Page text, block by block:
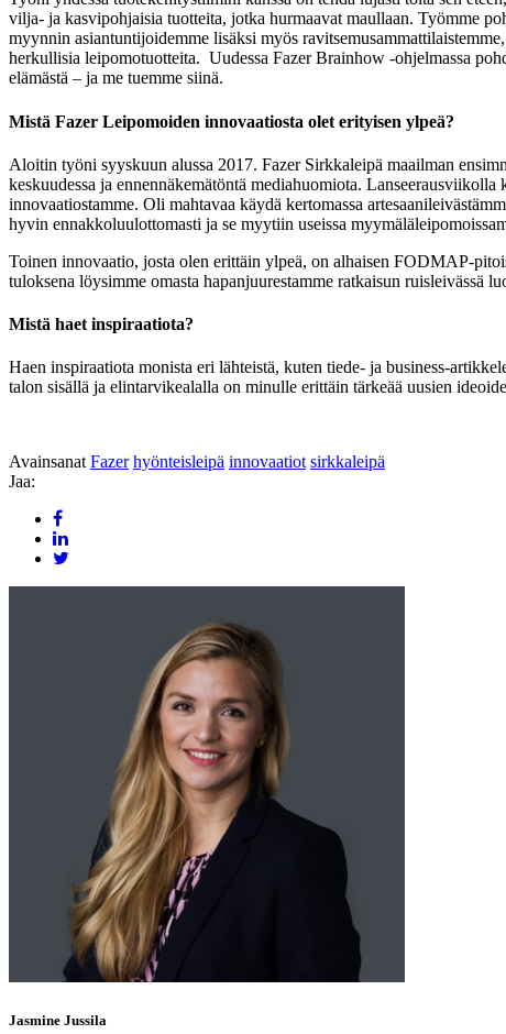
vilja- ja kasvipohjaisia tuotteita, jotka hurmaavat maullaan. Työmme
myynnin asiantuntijoidemme lisäksi myös
herkullisia leipomotuotteita. Uudessa Fazer Brainhow -ohjelmassa
elämästä – ja me tuemme siinä.
Mistä Fazer Leipomoiden innovaatiosta olet erityisen ylpeä?
Aloitin työni syyskuun alussa 2017. Fazer Sirkkaleipä maailman
keskuudessa ja ennennäkemätöntä mediahuomiota.
innovaatiostamme. Oli mahtavaa käydä kertomassa
hyvin ennakkoluulottomasti ja se myytiin useissa
Toinen innovaatio, josta olen erittäin ylpeä, on alhaisen FODMAP-
tuloksena löysimme omasta hapanjuurestamme ratkaisun ruisleivässä
Mistä haet inspiraatiota?
Haen inspiraatiota monista eri lähteistä, kuten tiede- ja business-
talon sisällä ja elintarvikealalla on minulle erittäin tärkeää uusien
AvainsanatFazer hyönteisleipä innovaatiot sirkkaleipä
Jaa:
Jasmine Jussila